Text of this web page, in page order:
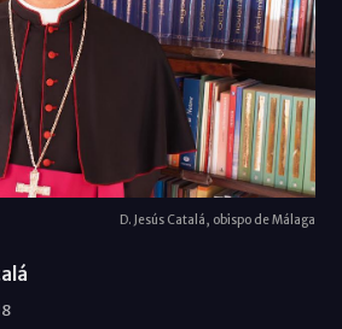
D. Jesús Catalá, obispo de Málaga